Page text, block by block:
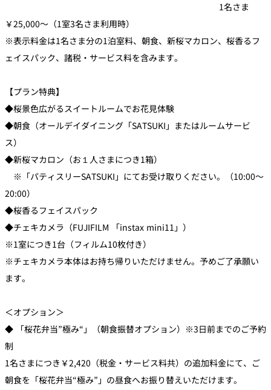
1名さま
￥25,000～（1室3名さま利用時）
※表示料金は1名さま分の1泊室料、朝食、新桜マカロン、桜香るフ
ェイスパック、諸税・サービス料を含みます。
【プラン特典】
◆桜景色広がるスイートルームでお花見体験
◆朝食（オールデイダイニング「SATSUKI」またはルームサービ
ス）
◆新桜マカロン（お１人さまにつき1箱）
※「パティスリーSATSUKI」にてお受け取りください。（10:00～
20:00）
◆桜香るフェイスパック
◆チェキカメラ（FUJIFILM 「instax mini11」）
※1室につき1台（フィルム10枚付き）
※チェキカメラ本体はお持ち帰りいただけません。予めご了承願い
ます。
＜オプション＞
◆ 「桜花弁当”極み“」（朝食振替オプション）※3日前までのご予約
制
1名さまにつき￥2,420（税金・サービス料共）の追加料金にて、ご
朝食を「桜花弁当“極み”」の昼食へお振り替えいただけます。